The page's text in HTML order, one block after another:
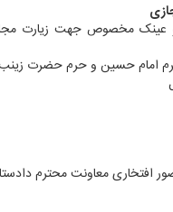
و عینک مخصوص جهت زیارت
امام حسین و حرم حضرت زینب
افتخاری معاونت محترم